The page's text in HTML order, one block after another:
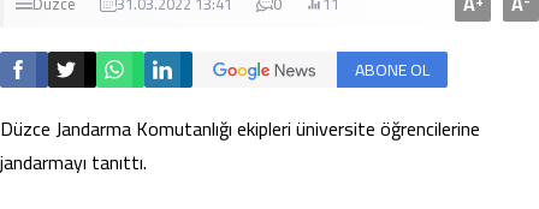
ABONE OL
Düzce Jandarma Komutanlığı ekipleri üniversite öğrencilerine
jandarmayı tanıttı.